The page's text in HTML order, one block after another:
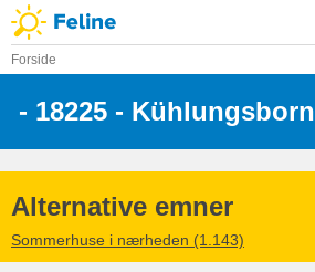
Forside
- 18225 - Kühlungsborn
Alternative emner
Sommerhuse i nærheden (1.143)